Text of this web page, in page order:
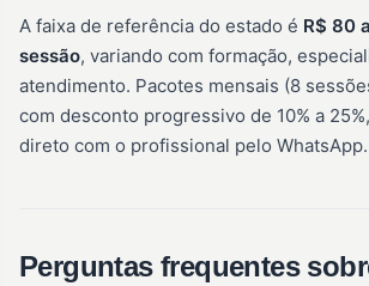
A faixa de referência do estado é R$ 80
sessão, variando com formação,
atendimento. Pacotes mensais (8
com desconto progressivo de 10% a
direto com o profissional pelo WhatsApp.
Perguntas frequentes